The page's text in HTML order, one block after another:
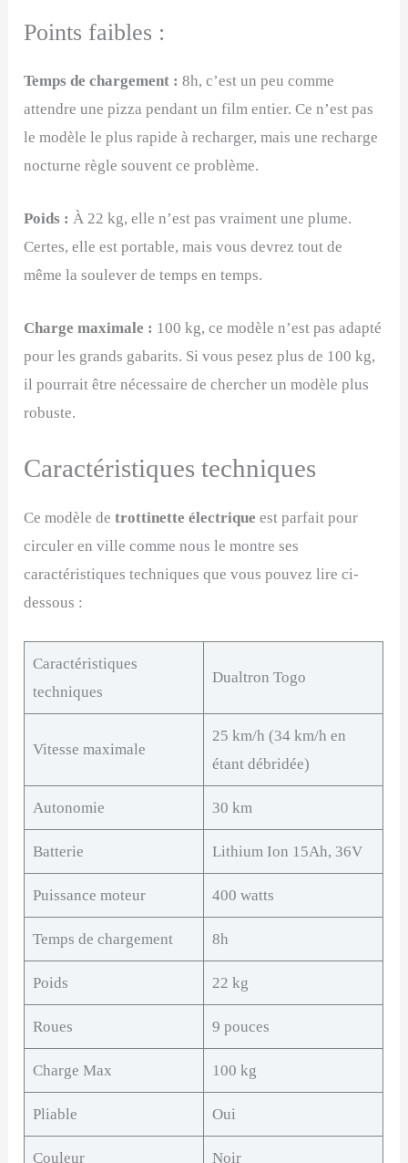
Points faibles :
Temps de chargement : 8h, c’est un peu comme
attendre une pizza pendant un film entier. Ce n’est pas
le modèle le plus rapide à recharger, mais une recharge
nocturne règle souvent ce problème.
Poids : À 22 kg, elle n’est pas vraiment une plume.
Certes, elle est portable, mais vous devrez tout de
même la soulever de temps en temps.
Charge maximale : 100 kg, ce modèle n’est pas adapté
pour les grands gabarits. Si vous pesez plus de 100 kg,
il pourrait être nécessaire de chercher un modèle plus
robuste.
Caractéristiques techniques
Ce modèle detrottinette électrique est parfait pour
circuler en ville comme nous le montre ses
caractéristiques techniques que vous pouvez lire ci-
dessous :
Caractéristiques
techniques
Dualtron Togo
Vitesse maximale
25 km/h (34 km/h en
étant débridée)
Autonomie 30 km
Batterie Lithium Ion 15Ah, 36V
Puissance moteur 400 watts
Temps de chargement 8h
Poids 22 kg
Roues 9 pouces
Charge Max 100 kg
Pliable Oui
Couleur Noir